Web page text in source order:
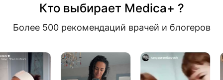
Кто выбирает Medica+ ?
Более 500 рекомендаций врачей и блогеров